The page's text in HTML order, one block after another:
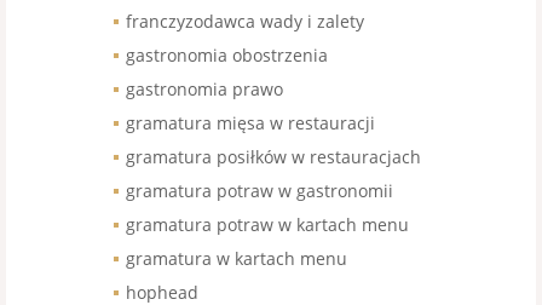
franczyzodawca wady i zalety
gastronomia obostrzenia
gastronomia prawo
gramatura mięsa w restauracji
gramatura posiłków w restauracjach
gramatura potraw w gastronomii
gramatura potraw w kartach menu
gramatura w kartach menu
hophead